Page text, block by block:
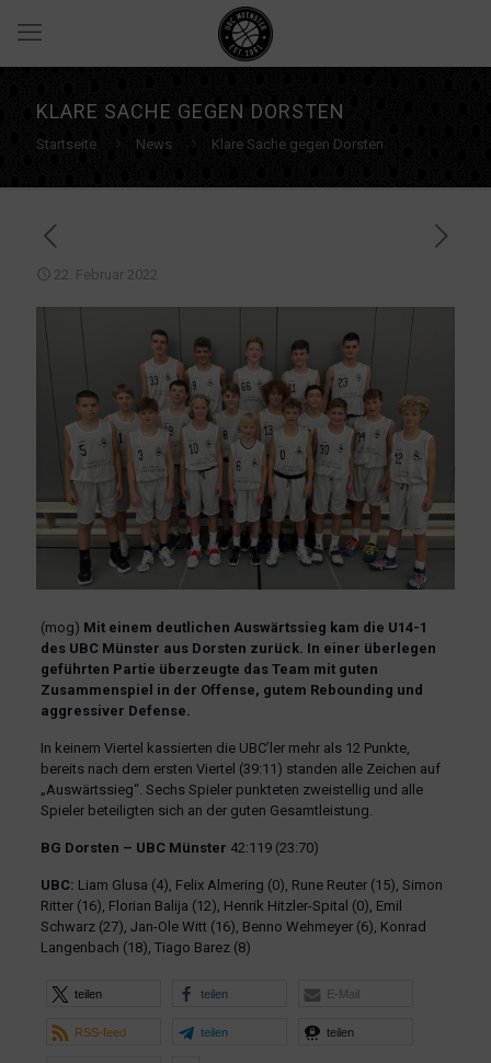
KLARE SACHE GEGEN DORSTEN
Startseite News Klare Sache gegen Dorsten
22. Februar 2022
(mog) Mit einem deutlichen Auswärtssieg kam die U14-1
des UBC Münster aus Dorsten zurück. In einer überlegen
geführten Partie überzeugte das Team mit guten
Zusammenspiel in der Offense, gutem Rebounding und
aggressiver Defense.
In keinem Viertel kassierten die UBC’ler mehr als 12 Punkte,
bereits nach dem ersten Viertel (39:11) standen alle Zeichen auf
„Auswärtssieg“. Sechs Spieler punkteten zweistellig und alle
Spieler beteiligten sich an der guten Gesamtleistung.
BG Dorsten – UBC Münster 42:119 (23:70)
UBC: Liam Glusa (4), Felix Almering (0), Rune Reuter (15), Simon
Ritter (16), Florian Balija (12), Henrik Hitzler-Spital (0), Emil
Schwarz (27), Jan-Ole Witt (16), Benno Wehmeyer (6), Konrad
Langenbach (18), Tiago Barez (8)
teilen teilen E-Mail
RSS-feed teilen teilen